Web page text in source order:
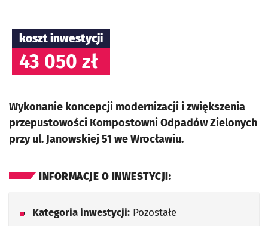
koszt inwestycji
43 050 zł
Wykonanie koncepcji modernizacji i zwiększenia
przepustowości Kompostowni Odpadów Zielonych
przy ul. Janowskiej 51 we Wrocławiu.
INFORMACJE O INWESTYCJI:
Kategoria inwestycji: Pozostałe